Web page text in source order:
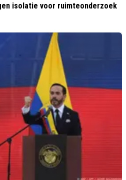
isolatie voor ruimteonderzoek